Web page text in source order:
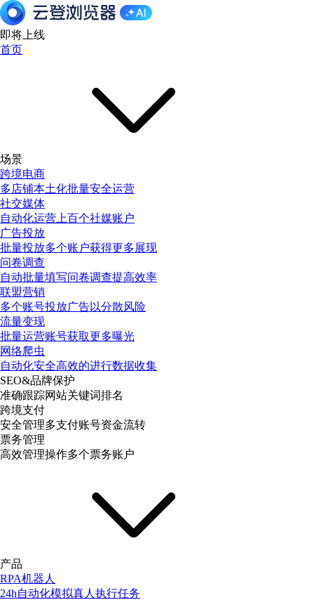
即将上线
首页
场景
跨境电商
多店铺本土化批量安全运营
社交媒体
自动化运营上百个社媒账户
广告投放
批量投放多个账户获得更多展现
问卷调查
自动批量填写问卷调查提高效率
联盟营销
多个账号投放广告以分散风险
流量变现
批量运营账号获取更多曝光
网络爬虫
自动化安全高效的进行数据收集
SEO&品牌保护
准确跟踪网站关键词排名
跨境支付
安全管理多支付账号资金流转
票务管理
高效管理操作多个票务账户
产品
RPA机器人
24h自动化模拟真人执行任务